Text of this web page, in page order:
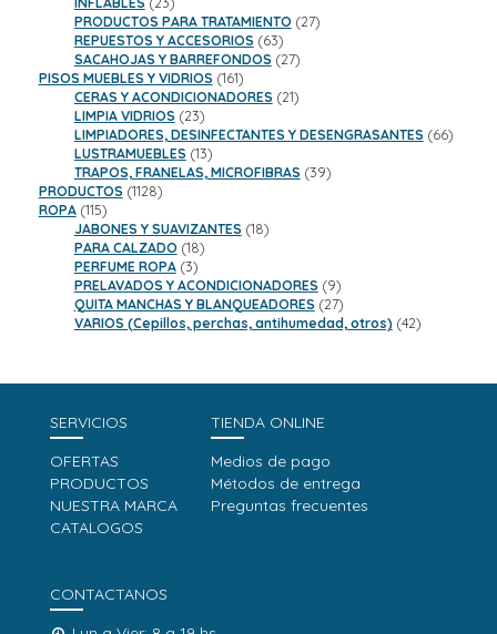
productos
PRODUCTOS PARA TRATAMIENTO 2727
REPUESTOS Y ACCESORIOS 6363
productos
SACAHOJAS Y BARREFONDOS 2727
PISOS MUEBLES Y VIDRIOS 161161
productos
CERAS Y ACONDICIONADORES 2121
LIMPIA VIDRIOS 2323
productos
LIMPIADORES, DESINFECTANTES Y DESENGRASANTES 6666
LUSTRAMUEBLES 1313
productos
TRAPOS, FRANELAS, MICROFIBRAS 3939
PRODUCTOS 11281128
ROPA 115115
productos
JABONES Y SUAVIZANTES 1818
PARA CALZADO 1818
PERFUME ROPA 33
productos
PRELAVADOS Y ACONDICIONADORES 99
productos
QUITA MANCHAS Y BLANQUEADORES 2727
productos
VARIOS (Cepillos, perchas, antihumedad, otros) 4242
SERVICIOS
OFERTAS
PRODUCTOS
NUESTRA MARCA
CATALOGOS
TIENDA ONLINE
Medios de pago
Métodos de entrega
Preguntas frecuentes
CONTACTANOS